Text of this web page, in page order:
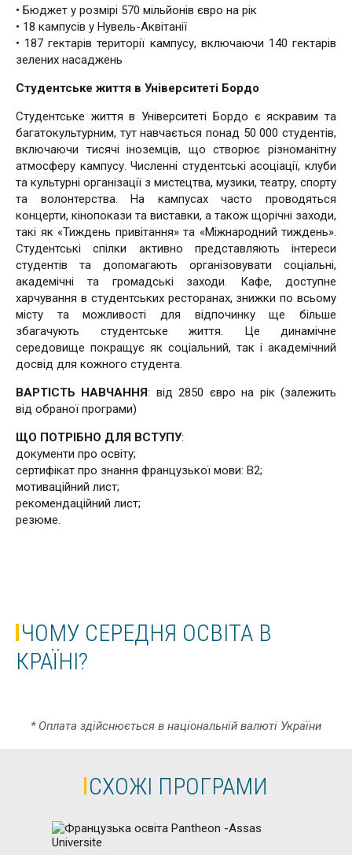
• Бюджет у розмірі 570 мільйонів євро на рік
• 18 кампусів у Нувель-Аквітанії
• 187 гектарів території кампусу, включаючи 140 гектарів
зелених насаджень
Студентське життя в Університеті Бордо
Студентське життя в Університеті Бордо є яскравим та
багатокультурним, тут навчається понад 50 000 студентів,
включаючи тисячі іноземців, що створює різноманітну
атмосферу кампусу. Численні студентські асоціації, клуби
та культурні організації з мистецтва, музики, театру, спорту
та волонтерства. На кампусах часто проводяться
концерти, кінопокази та виставки, а також щорічні заходи,
такі як «Тиждень привітання» та «Міжнародний тиждень».
Студентські спілки активно представляють інтереси
студентів та допомагають організовувати соціальні,
академічні та громадські заходи. Кафе, доступне
харчування в студентських ресторанах, знижки по всьому
місту та можливості для відпочинку ще більше
збагачують студентське життя. Це динамічне
середовище покращує як соціальний, так і академічний
досвід для кожного студента.
ВАРТІСТЬ НАВЧАННЯ: від 2850 євро на рік (залежить
від обраної програми)
ЩО ПОТРІБНО ДЛЯ ВСТУПУ:
документи про освіту;
сертифікат про знання французької мови: В2;
мотиваційний лист;
рекомендаційний лист;
резюме.
ЧОМУ СЕРЕДНЯ ОСВІТА В
КРАЇНІ?
* Оплата здійснюється в національній валюті України
СХОЖІ ПРОГРАМИ